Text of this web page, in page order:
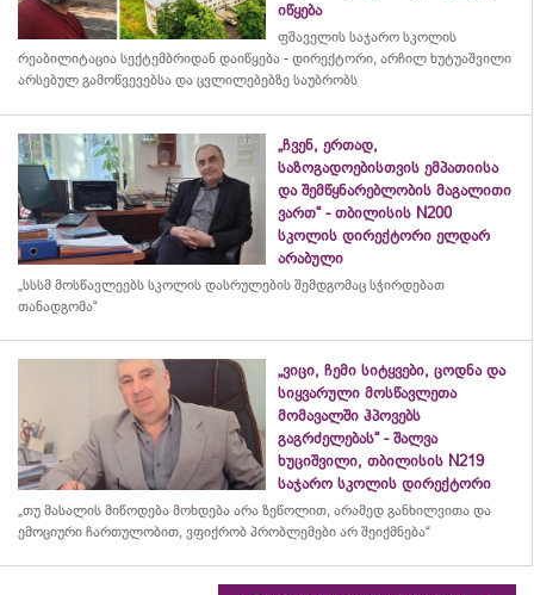
იწყება
ფშაველის საჯარო სკოლის
რეაბილიტაცია სექტემბრიდან დაიწყება - დირექტორი, არჩილ ხუტუაშვილი
არსებულ გამოწვევებსა და ცვლილებებზე საუბრობს
„ჩვენ, ერთად,
საზოგადოებისთვის ემპათიისა
და შემწყნარებლობის მაგალითი
ვართ“ - თბილისის N200
სკოლის დირექტორი ელდარ
არაბული
„სსსმ მოსწავლეებს სკოლის დასრულების შემდგომაც სჭირდებათ
თანადგომა“
„ვიცი, ჩემი სიტყვები, ცოდნა და
სიყვარული მოსწავლეთა
მომავალში ჰპოვებს
გაგრძელებას“ - შალვა
ხუციშვილი, თბილისის N219
საჯარო სკოლის დირექტორი
„თუ მასალის მიწოდება მოხდება არა ზეწოლით, არამედ განხილვითა და
ემოციური ჩართულობით, ვფიქრობ პრობლემები არ შეიქმნება“